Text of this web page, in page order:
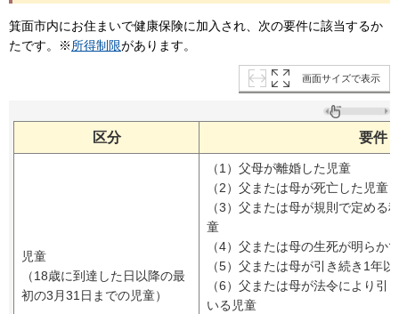
箕面市内にお住まいで健康保険に加入され、次の要件に該当するか
たです。※所得制限があります。
画面サイズで表示
区分 要件
児童
（18歳に到達した日以降の最
初の3月31日までの児童）
（1）父母が離婚した児童
（2）父または母が死亡した児童
（3）父または母が規則で定める
童
（4）父または母の生死が明らか
（5）父または母が引き続き1年
（6）父または母が法令により引
いる児童